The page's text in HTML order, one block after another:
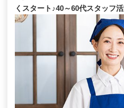
くスタート♪40～60代スタッフ活